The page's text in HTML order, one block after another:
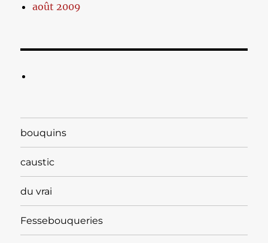
août 2009
bouquins
caustic
du vrai
Fessebouqueries